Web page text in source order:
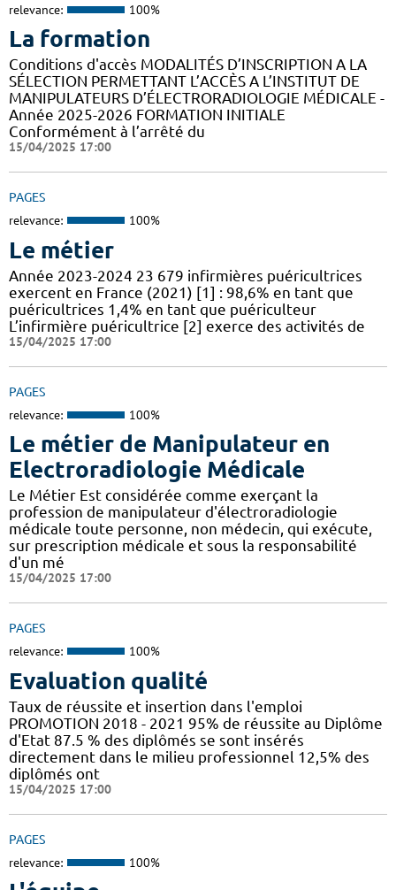
relevance: 100%
La formation
Conditions d'accès MODALITÉS D’INSCRIPTION A LA
SÉLECTION PERMETTANT L’ACCÈS A L’INSTITUT DE
MANIPULATEURS D’ÉLECTRORADIOLOGIE MÉDICALE -
Année 2025-2026 FORMATION INITIALE
Conformément à l’arrêté du
15/04/2025 17:00
PAGES
relevance: 100%
Le métier
Année 2023-2024 23 679 infirmières puéricultrices
exercent en France (2021) [1] : 98,6% en tant que
puéricultrices 1,4% en tant que puériculteur
L’infirmière puéricultrice [2] exerce des activités de
15/04/2025 17:00
PAGES
relevance: 100%
Le métier de Manipulateur en
Electroradiologie Médicale
Le Métier Est considérée comme exerçant la
profession de manipulateur d'électroradiologie
médicale toute personne, non médecin, qui exécute,
sur prescription médicale et sous la responsabilité
d'un mé
15/04/2025 17:00
PAGES
relevance: 100%
Evaluation qualité
Taux de réussite et insertion dans l'emploi
PROMOTION 2018 - 2021 95% de réussite au Diplôme
d'Etat 87.5 % des diplômés se sont insérés
directement dans le milieu professionnel 12,5% des
diplômés ont
15/04/2025 17:00
PAGES
relevance: 100%